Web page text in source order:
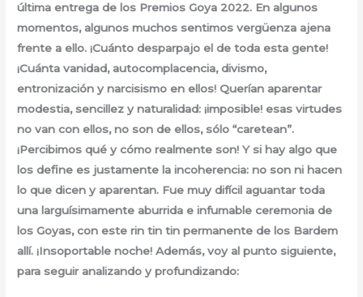
última entrega de los Premios Goya 2022. En algunos
momentos, algunos muchos sentimos vergüenza ajena
frente a ello. ¡Cuánto desparpajo el de toda esta gente!
¡Cuánta vanidad, autocomplacencia, divismo,
entronización y narcisismo en ellos! Querían aparentar
modestia, sencillez y naturalidad: ¡imposible! esas virtudes
no van con ellos, no son de ellos, sólo “caretean”.
¡Percibimos qué y cómo realmente son! Y si hay algo que
los define es justamente la incoherencia: no son ni hacen
lo que dicen y aparentan. Fue muy difícil aguantar toda
una larguísimamente aburrida e infumable ceremonia de
los Goyas, con este rin tin tin permanente de los Bardem
allí. ¡Insoportable noche! Además, voy al punto siguiente,
para seguir analizando y profundizando: